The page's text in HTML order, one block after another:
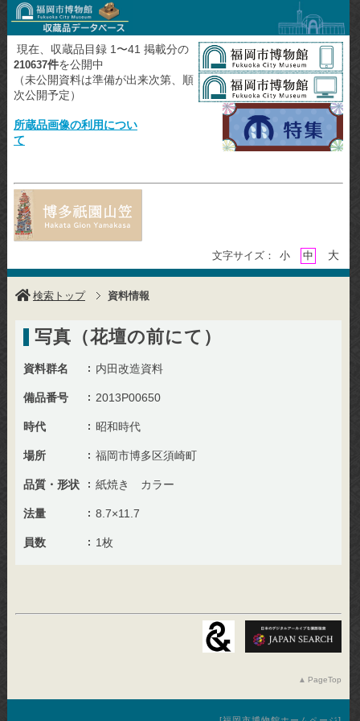
現在、収蔵品目録 1〜41 掲載分の
210637件を公開中
（未公開資料は準備が出来次第、順
次公開予定）
所蔵品画像の利用につい
て
文字サイズ： 小 中 大
検索トップ 資料情報
写真（花壇の前にて）
資料群名 内田改造資料
備品番号 2013P00650
時代 昭和時代
場所 福岡市博多区須崎町
品質・形状 紙焼き カラー
法量 8.7×11.7
員数 1枚
PageTop